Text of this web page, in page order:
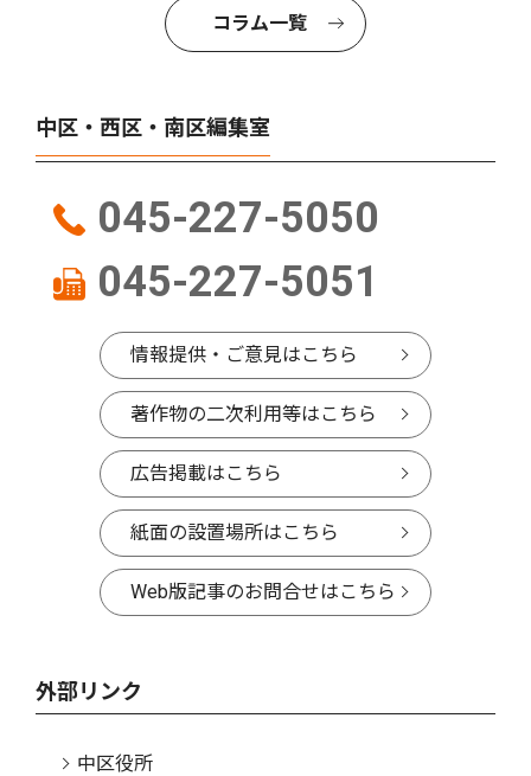
コラム一覧
中区・西区・南区編集室
045-227-5050
045-227-5051
情報提供・ご意見はこちら
著作物の二次利用等はこちら
広告掲載はこちら
紙面の設置場所はこちら
Web版記事のお問合せはこちら
外部リンク
中区役所